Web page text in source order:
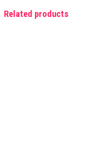
Related products